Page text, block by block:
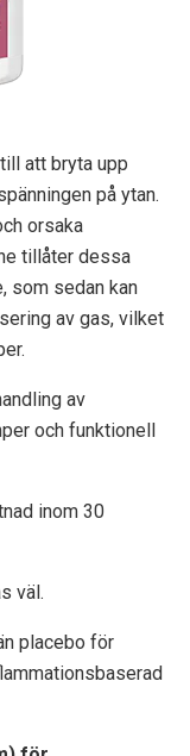
att bryta upp
på ytan.
orsaka
tillåter dessa
som sedan kan
av gas, vilket
av
och funktionell
inom 30
väl.
placebo för